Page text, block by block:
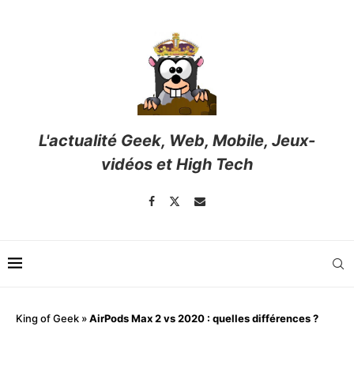
L'actualité Geek, Web, Mobile, Jeux-
vidéos et High Tech
King of Geek »AirPods Max 2 vs 2020 : quelles différences ?